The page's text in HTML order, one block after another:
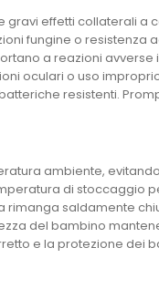
gravi effetti collaterali
fungine o resistenza
a reazioni
oculari o uso
resistenti.
ambiente,
di stoccaggio
rimanga saldamente
del bambino
e la protezione dei